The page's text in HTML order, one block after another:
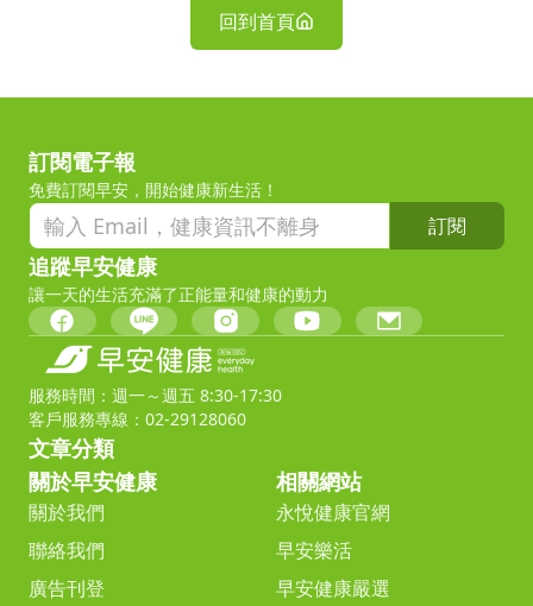
回到首頁
訂閱電子報
免費訂閱早安，開始健康新生活！
訂閱
追蹤早安健康
讓一天的生活充滿了正能量和健康的動力
服務時間：週一～週五 8:30-17:30
客戶服務專線：02-29128060
文章分類
關於早安健康
關於我們
聯絡我們
廣告刊登
相關網站
永悅健康官網
早安樂活
早安健康嚴選